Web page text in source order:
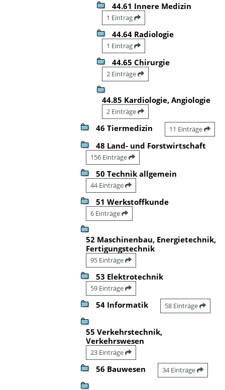
44.61 Innere Medizin
1 Eintrag
44.64 Radiologie
1 Eintrag
44.65 Chirurgie
2 Einträge
44.85 Kardiologie, Angiologie
2 Einträge
46 Tiermedizin 11 Einträge
48 Land- und Forstwirtschaft
156 Einträge
50 Technik allgemein
44 Einträge
51 Werkstoffkunde
6 Einträge
52 Maschinenbau, Energietechnik,
Fertigungstechnik
95 Einträge
53 Elektrotechnik
59 Einträge
54 Informatik 58 Einträge
55 Verkehrstechnik,
Verkehrswesen
23 Einträge
56 Bauwesen 34 Einträge